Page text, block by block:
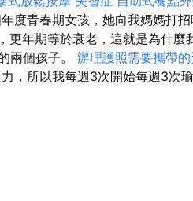
度青春期女孩，她向我媽媽打招
更年期等於衰老，這就是為什麼
兩個孩子。 辦理護照需要攜帶
，所以我每週3次開始每週3次